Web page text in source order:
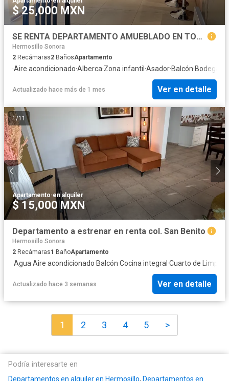
$ 25,000 MXN
SE RENTA DEPARTAMENTO AMUEBLADO EN TORRE SOLARA
Hermosillo Sonora
2 Recámaras2 BañosApartamento
·Aire acondicionado·Alberca·Zona infantil ·Asador·Balcón·Bodega
Actualizado hace más de 1 mes Ver en detalle
1/11
Apartamento·en alquiler
$ 15,000 MXN
Departamento a estrenar en renta col. San Benito
Hermosillo Sonora
2 Recámaras1 BañoApartamento
·Agua·Aire acondicionado·Balcón·Cocina integral ·Cuarto de
Actualizado hace 3 semanas Ver en detalle
1 2 3 4 5 >
Podría interesarte en
Departamentos en alquiler en Hermosillo, Departamentos en